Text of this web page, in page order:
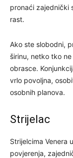
pronaći zajednički
rast.
Ako ste slobodni,
širinu, netko tko
obrasce.
vrlo povoljna,
osobnih planova.
Strijelac
Strijelcima Venera
povjerenja,